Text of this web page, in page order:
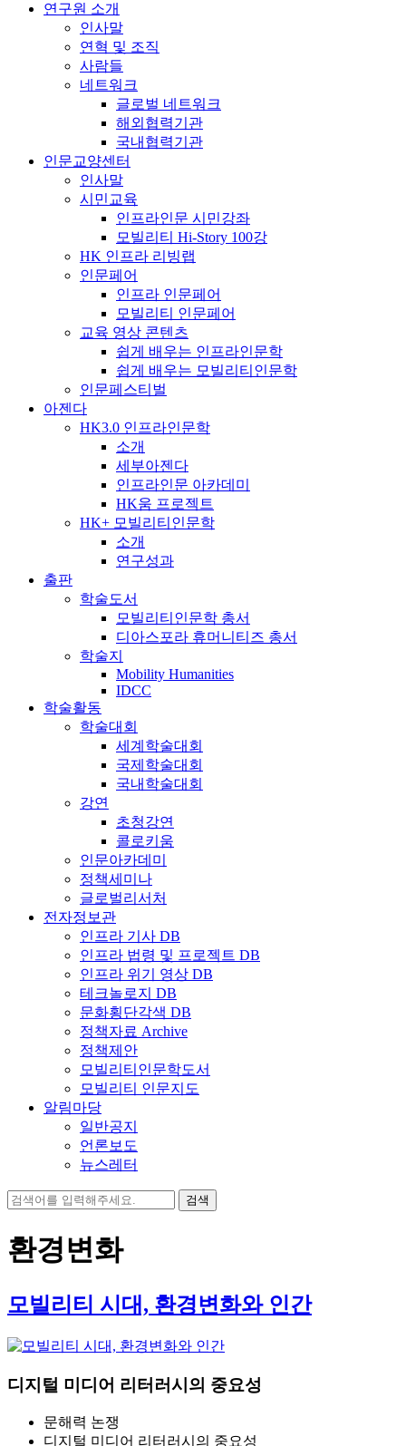
연구원 소개
인사말
연혁 및 조직
사람들
네트워크
글로벌 네트워크
해외협력기관
국내협력기관
인문교양센터
인사말
시민교육
인프라인문 시민강좌
모빌리티 Hi-Story 100강
HK 인프라 리빙랩
인문페어
인프라 인문페어
모빌리티 인문페어
교육 영상 콘텐츠
쉽게 배우는 인프라인문학
쉽게 배우는 모빌리티인문학
인문페스티벌
아젠다
HK3.0 인프라인문학
소개
세부아젠다
인프라인문 아카데미
HK움 프로젝트
HK+ 모빌리티인문학
소개
연구성과
출판
학술도서
모빌리티인문학 총서
디아스포라 휴머니티즈 총서
학술지
Mobility Humanities
IDCC
학술활동
학술대회
세계학술대회
국제학술대회
국내학술대회
강연
초청강연
콜로키움
인문아카데미
정책세미나
글로벌리서처
전자정보관
인프라 기사 DB
인프라 법령 및 프로젝트 DB
인프라 위기 영상 DB
테크놀로지 DB
문화횡단각색 DB
정책자료 Archive
정책제안
모빌리티인문학도서
모빌리티 인문지도
알림마당
일반공지
언론보도
뉴스레터
검
환경변화
모빌리티 시대, 환경변화와 인간
디지털 미디어 리터러시의 중요성
문해력 논쟁
디지털 미디어 리터러시의 중요성